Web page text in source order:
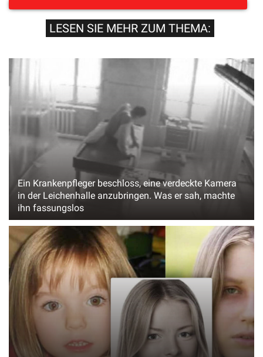
LESEN SIE MEHR ZUM THEMA:
Ein Krankenpfleger beschloss, eine verdeckte Kamera
in der Leichenhalle anzubringen. Was er sah, machte
ihn fassungslos